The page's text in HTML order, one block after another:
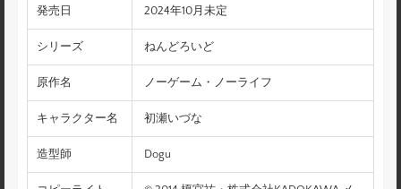
発売日 2024年10月未定
シリーズ ねんどろいど
原作名 ノーゲーム・ノーライフ
キャラクター名 初瀬いづな
造型師 Dogu